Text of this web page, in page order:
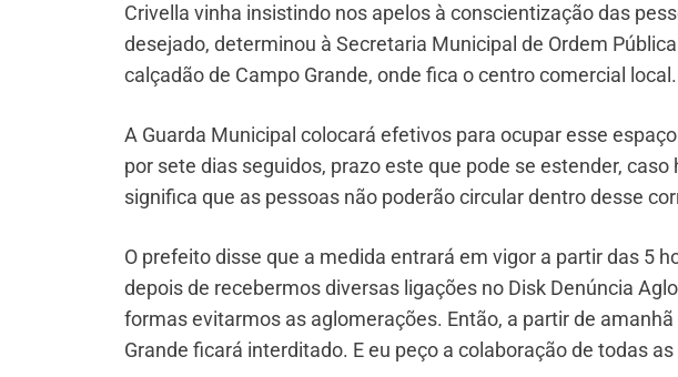
Crivella vinha insistindo nos apelos à conscientização das
desejado, determinou à Secretaria Municipal de Ordem
calçadão de Campo Grande, onde fica o centro comercial local.
A Guarda Municipal colocará efetivos para ocupar esse
por sete dias seguidos, prazo este que pode se estender,
significa que as pessoas não poderão circular dentro desse
O prefeito disse que a medida entrará em vigor a partir das 5
depois de recebermos diversas ligações no Disk Denúncia
formas evitarmos as aglomerações. Então, a partir de
Grande ficará interditado. E eu peço a colaboração de todas